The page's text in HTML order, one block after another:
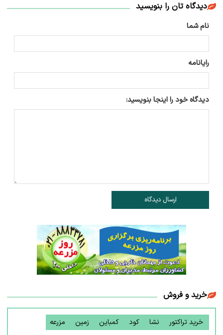
دیدگاه تان را بنویسید
نام شما
رایانامه
دیدگاه خود را اینجا بنویسید:
ارسال دیدگاه
خرید و فروش
خرید تراکتور نشا کود کمباین زمین مزرعه